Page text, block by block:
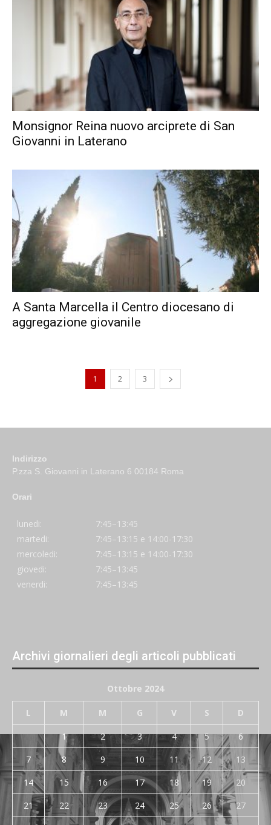
Monsignor Reina nuovo arciprete di San
Giovanni in Laterano
A Santa Marcella il Centro diocesano di
aggregazione giovanile
1 2 3
Indirizzo
P.zza S. Giovanni in Laterano 6 00184 Roma
Orari
lunedi:
7:45–13:45
martedi:
7:45–13:15 e 14:00-17:30
mercoledi:
7:45–13:15 e 14:00-17:30
giovedi:
7:45–13:45
venerdi:
7:45–13:45
Archivi giornalieri degli articoli pubblicati
Ottobre 2024
L M M G V S D
1 2 3 4 5
6
7
8 9 10 11 12
13
14
15 16 17 18 19
20
21
22 23 24 25 26
27